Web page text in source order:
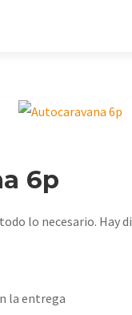
6p
lo necesario. Hay
la entrega